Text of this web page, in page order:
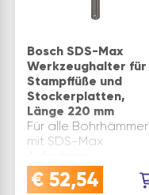
Bosch SDS-Max
Werkzeughalter für
Stampffüße und
Stockerplatten,
Länge 220 mm
Für alle Bohrhämmer
mit SDS-Max
Gesamtlänge(mm):
220 Aufnahme: SDS
€ 52,54